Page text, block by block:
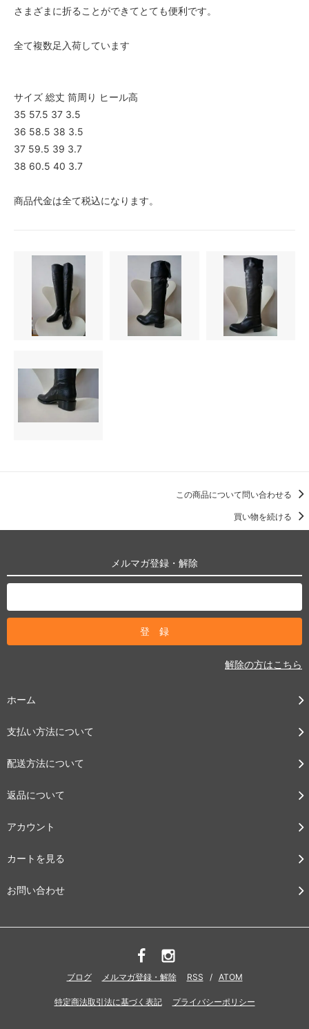
さまざまに折ることができてとても便利です。
全て複数足入荷しています
サイズ 総丈 筒周り ヒール高
35 57.5 37 3.5
36 58.5 38 3.5
37 59.5 39 3.7
38 60.5 40 3.7
商品代金は全て税込になります。
この商品について問い合わせる
買い物を続ける
メルマガ登録・解除
解除の方はこちら
ホーム
支払い方法について
配送方法について
返品について
アカウント
カートを見る
お問い合わせ
ブログ メルマガ登録・解除 RSS / ATOM
特定商法取引法に基づく表記 プライバシーポリシー